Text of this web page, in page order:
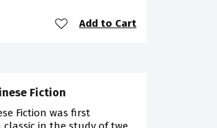
Add to Cart
Fiction
Fiction was first